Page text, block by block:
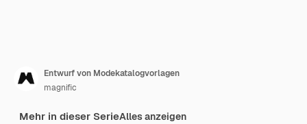
Entwurf von Modekatalogvorlagen
magnific
Mehr in dieser SerieAlles anzeigen